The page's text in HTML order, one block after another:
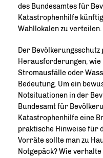
des Bundesamtes für
Katastrophenhilfe
Wahllokalen zu verteilen.
Der
Herausforderungen,
Stromausfälle oder
Bedeutung. Um ein
Notsituationen in der
Bundesamt für
Katastrophenhilfe eine
praktische Hinweise für
Vorräte sollte man zu
Notgepäck? Wie